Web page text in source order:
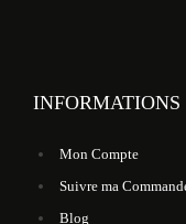
INFORMATIONS
Mon Compte
Suivre ma
Blog